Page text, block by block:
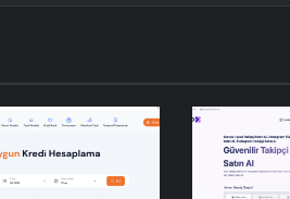
Ankara rent a car